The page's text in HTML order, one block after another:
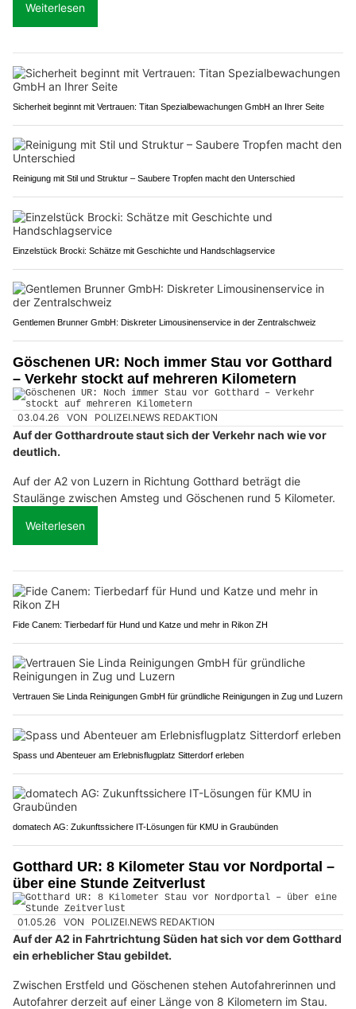
Weiterlesen
Sicherheit beginnt mit Vertrauen: Titan Spezialbewachungen GmbH an Ihrer Seite
Reinigung mit Stil und Struktur – Saubere Tropfen macht den Unterschied
Einzelstück Brocki: Schätze mit Geschichte und Handschlagservice
Gentlemen Brunner GmbH: Diskreter Limousinenservice in der Zentralschweiz
Göschenen UR: Noch immer Stau vor Gotthard
– Verkehr stockt auf mehreren Kilometern
03.04.26 VON POLIZEI.NEWS REDAKTION
Auf der Gotthardroute staut sich der Verkehr nach wie vor
deutlich.
Auf der A2 von Luzern in Richtung Gotthard beträgt die
Staulänge zwischen Amsteg und Göschenen rund 5 Kilometer.
Weiterlesen
Fide Canem: Tierbedarf für Hund und Katze und mehr in Rikon ZH
Vertrauen Sie Linda Reinigungen GmbH für gründliche Reinigungen in Zug und Luzern
Spass und Abenteuer am Erlebnisflugplatz Sitterdorf erleben
domatech AG: Zukunftssichere IT-Lösungen für KMU in Graubünden
Gotthard UR: 8 Kilometer Stau vor Nordportal –
über eine Stunde Zeitverlust
01.05.26 VON POLIZEI.NEWS REDAKTION
Auf der A2 in Fahrtrichtung Süden hat sich vor dem Gotthard
ein erheblicher Stau gebildet.
Zwischen Erstfeld und Göschenen stehen Autofahrerinnen und
Autofahrer derzeit auf einer Länge von 8 Kilometern im Stau.